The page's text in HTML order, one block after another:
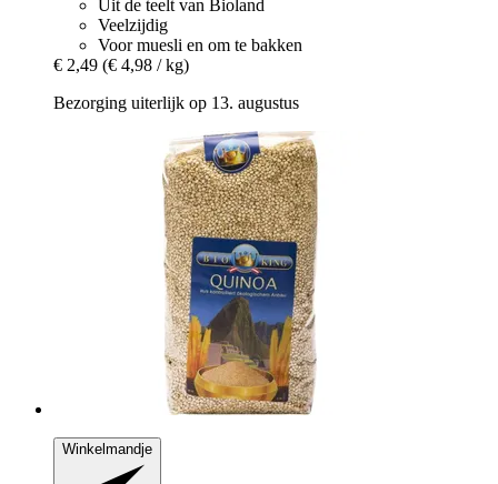
Uit de teelt van Bioland
Veelzijdig
Voor muesli en om te bakken
€ 2,49 (€ 4,98 / kg)
Bezorging uiterlijk op 13. augustus
Winkelmandje